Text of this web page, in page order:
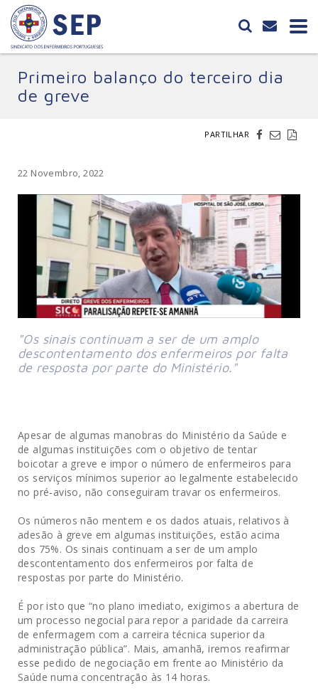
Primeiro balanço do terceiro dia
de greve
PARTILHAR
22 Novembro, 2022
"Os sinais continuam a ser de um amplo
descontentamento dos enfermeiros por falta
de resposta por parte do Ministério."
Apesar de algumas manobras do Ministério da Saúde e
de algumas instituições com o objetivo de tentar
boicotar a greve e impor o número de enfermeiros para
os serviços mínimos superior ao legalmente estabelecido
no pré-aviso, não conseguiram travar os enfermeiros.
Os números não mentem e os dados atuais, relativos à
adesão à greve em algumas instituições, estão acima
dos 75%. Os sinais continuam a ser de um amplo
descontentamento dos enfermeiros por falta de
respostas por parte do Ministério.
É por isto que “no plano imediato, exigimos a abertura de
um processo negocial para repor a paridade da carreira
de enfermagem com a carreira técnica superior da
administração pública”. Mais, amanhã, iremos reafirmar
esse pedido de negociação em frente ao Ministério da
Saúde numa concentração às 14 horas.